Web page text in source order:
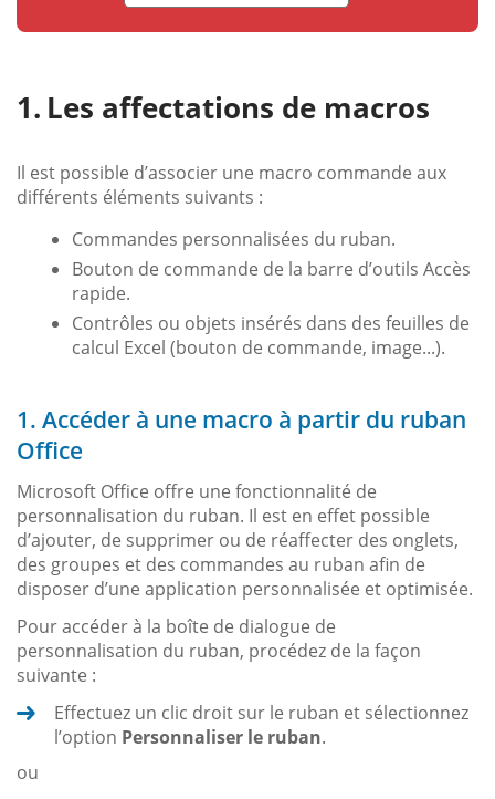
Les affectations de macros
Il est possible d’associer une macro commande aux
différents éléments suivants :
Commandes personnalisées du ruban.
Bouton de commande de la barre d’outils Accès
rapide.
Contrôles ou objets insérés dans des feuilles de
calcul Excel (bouton de commande, image...).
1. Accéder à une macro à partir du ruban
Office
Microsoft Office offre une fonctionnalité de
personnalisation du ruban. Il est en effet possible
d’ajouter, de supprimer ou de réaffecter des onglets,
des groupes et des commandes au ruban afin de
disposer d’une application personnalisée et optimisée.
Pour accéder à la boîte de dialogue de
personnalisation du ruban, procédez de la façon
suivante :
Effectuez un clic droit sur le ruban et sélectionnez
l’option Personnaliser le ruban.
ou